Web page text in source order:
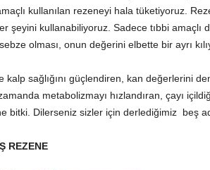
kullanılan rezeneyi hala tüketiyoruz.
şeyini kullanabiliyoruz. Sadece tıbbi
olması, onun değerini elbette bir ayrı
kalp sağlığını güçlendiren, kan değerlerini
metabolizmayı hızlandıran, çayı
bitki. Dilerseniz sizler için derlediğimiz beş
REZENE